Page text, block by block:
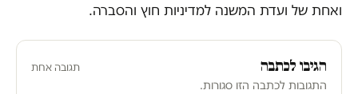
ואחת של ועדת המשנה למדיניות חוץ והסברה.
הגיבו לכתבה תגובה אחת
התגובות לכתבה הזו סגורות.